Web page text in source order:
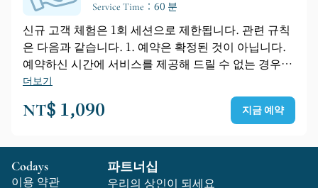
Service Time：60 분
신규 고객 체험은 1회 세션으로 제한됩니다. 관련 규칙
은 다음과 같습니다. 1. 예약은 확정된 것이 아닙니다.
예약하신 시간에 서비스를 제공해 드릴 수 없는 경우,
전화로 연락드려 더욱 편리한 시간을 협의하겠습니다.
연락 가능한 상태를 유지해 주시기 바랍니다. 협의된
시간이 적절한 경우, 추가 연락은 드리지 않습니다. 2.
특정 강사를 원하시는 경우, 페이스북 메시지, 공식 라
인 또는 전화로 문의해 주시기 바랍니다. 3. 예약은 신
뢰를 바탕으로 이루어집니다. 시간 변경이나 참석 불가
더보기
NT$ 1,090 지금 예약
Codays
이용 약관
파트너십
우리의 상인이 되세요